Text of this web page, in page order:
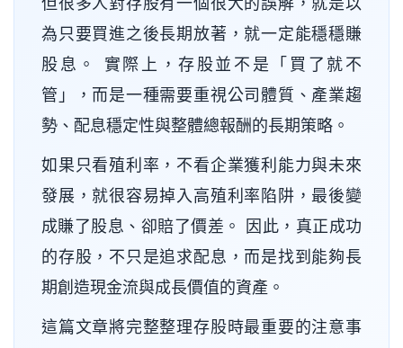
但很多人對存股有一個很大的誤解，就是以
為只要買進之後長期放著，就一定能穩穩賺
股息。 實際上，存股並不是「買了就不
管」，而是一種需要重視公司體質、產業趨
勢、配息穩定性與整體總報酬的長期策略。
如果只看殖利率，不看企業獲利能力與未來
發展，就很容易掉入高殖利率陷阱，最後變
成賺了股息、卻賠了價差。 因此，真正成功
的存股，不只是追求配息，而是找到能夠長
期創造現金流與成長價值的資產。
這篇文章將完整整理存股時最重要的注意事